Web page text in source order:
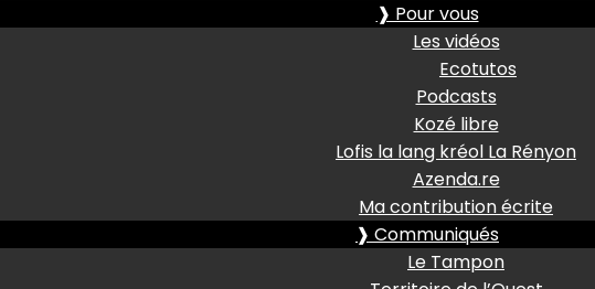
❱ Pour vous
Les vidéos
Ecotutos
Podcasts
Kozé libre
Lofis la lang kréol La Rényon
Azenda.re
Ma contribution écrite
❱ Communiqués
Le Tampon